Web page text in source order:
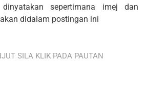
sepertimana imej dan
didalam postingan ini
SILA KLIK PADA PAUTAN